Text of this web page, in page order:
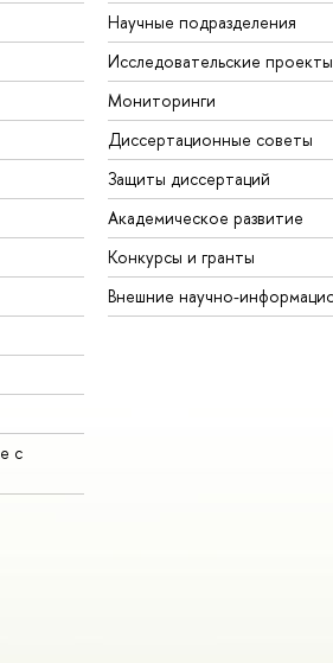
с
Научные подразделения
Исследовательские проекты
Мониторинги
Диссертационные советы
Защиты диссертаций
Академическое развитие
Конкурсы и гранты
Внешние научно-